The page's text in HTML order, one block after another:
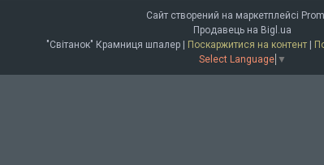
Сайт створений на маркетплейсі
Продавець на Bigl.ua
"Світанок" Крамниця шпалер | Поскаржитися на контент |
Select Language ▼